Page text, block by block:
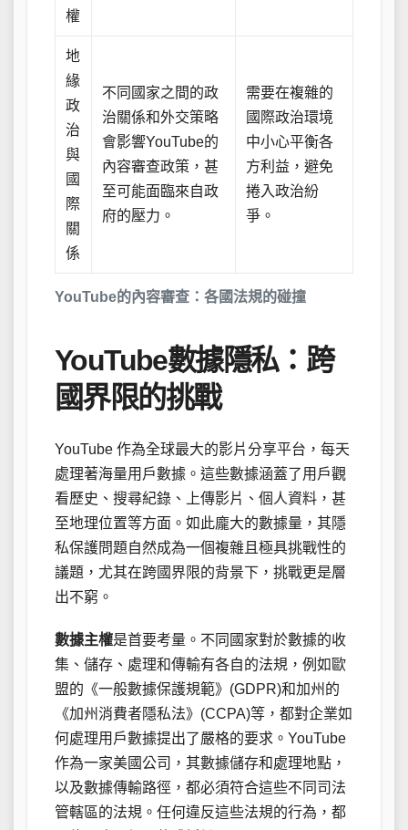
YouTube的內容審查：各國法規的碰撞
權
地
緣
政
治
與
國
際
關
係
不同國家之間的政
治關係和外交策略
會影響YouTube的
內容審查政策，甚
至可能面臨來自政
府的壓力。
需要在複雜的
國際政治環境
中小心平衡各
方利益，避免
捲入政治紛
爭。
YouTube數據隱私：跨
國界限的挑戰
YouTube 作為全球最大的影片分享平台，每天
處理著海量用戶數據。這些數據涵蓋了用戶觀
看歷史、搜尋紀錄、上傳影片、個人資料，甚
至地理位置等方面。如此龐大的數據量，其隱
私保護問題自然成為一個複雜且極具挑戰性的
議題，尤其在跨國界限的背景下，挑戰更是層
出不窮。
數據主權是首要考量。不同國家對於數據的收
集、儲存、處理和傳輸有各自的法規，例如歐
盟的《一般數據保護規範》(GDPR)和加州的
《加州消費者隱私法》(CCPA)等，都對企業如
何處理用戶數據提出了嚴格的要求。YouTube
作為一家美國公司，其數據儲存和處理地點，
以及數據傳輸路徑，都必須符合這些不同司法
管轄區的法規。任何違反這些法規的行為，都